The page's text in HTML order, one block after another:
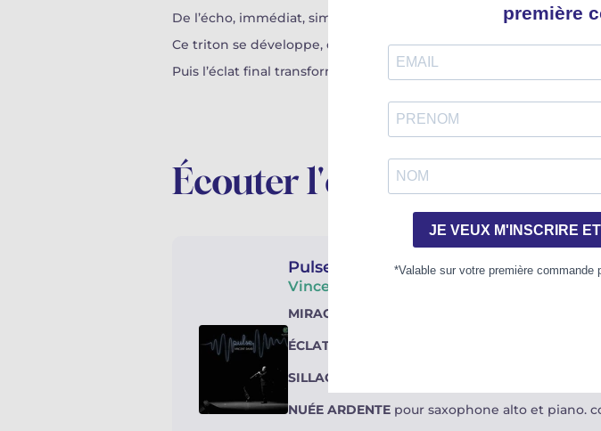
De l’écho, immédiat, simple ou multiple, cette pièce explore,
Ce triton se développe, dans la première partie, de manière
Puis l’éclat final transforme l’appel/écho en rythme obsessionnel.
Écouter l'œuvre
Pulse
Vincent DAVID
MIRAGES
ÉCLATS D’ÉCHOS
SILLAGE
NUÉE ARDENTE pour saxophone alto et piano.